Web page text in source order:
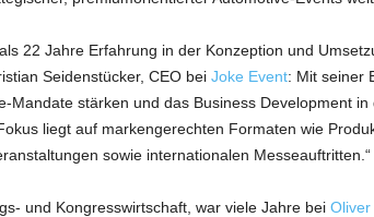
22 Jahre Erfahrung in der Konzeption und
Seidenstücker, CEO bei Joke Event: Mit seiner
Mandate stärken und das Business Development
liegt auf markengerechten Formaten wie
sowie internationalen Messeauftritten.“
und Kongresswirtschaft, war viele Jahre bei